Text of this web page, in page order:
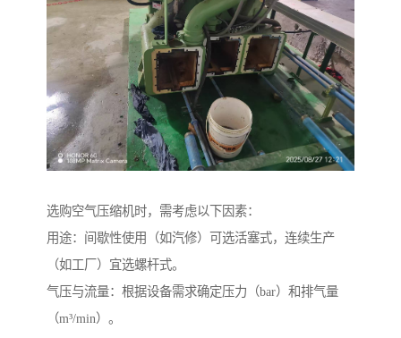
选购空气压缩机时，需考虑以下因素：
用途：间歇性使用（如汽修）可选活塞式，连续生产
（如工厂）宜选螺杆式。
气压与流量：根据设备需求确定压力（bar）和排气量
（m³/min）。